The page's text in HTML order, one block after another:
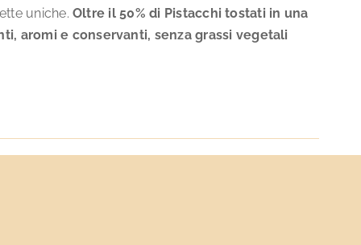
uniche. Oltre il 50% di Pistacchi tostati in una
aromi e conservanti, senza grassi vegetali